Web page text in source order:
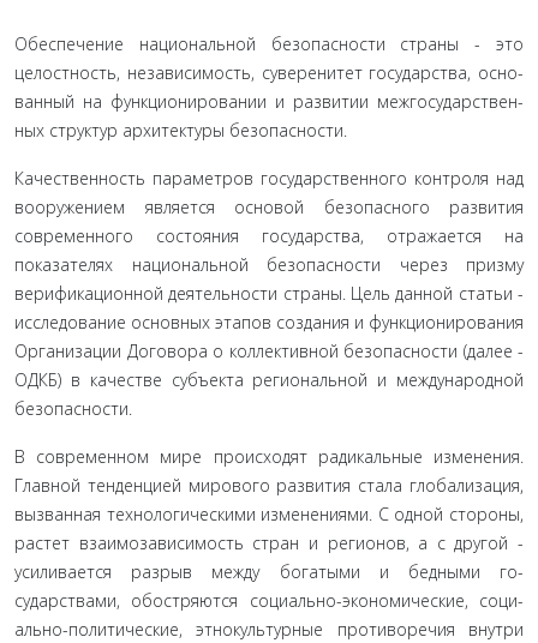
Обеспечение национальной безопасности страны - это
целостность, независимость, суверенитет государства, осно­
ванный на функционировании и развитии межгосударствен­
ных структур архитектуры безопасности.
Качественность параметров государственного контроля над
вооружением является основой безопасного развития
современного состо­яния государства, отражается на
показателях национальной безопасности через призму
верификационной деятельности страны. Цель данной статьи -
исследование основных этапов создания и функционирования
Организации Договора о коллективной безопасности (далее -
ОДКБ) в качестве субъ­екта региональной и международной
безопасности.
В современном мире происходят радикальные измене­ния.
Главной тенденцией мирового развития стала глобали­зация,
вызванная технологическими изменениями. С одной стороны,
растет взаимозависимость стран и регионов, а с другой -
усиливается разрыв между богатыми и бедными го­
сударствами, обостряются социально-экономические, соци­
ально-политические, этнокультурные противоречия внутри